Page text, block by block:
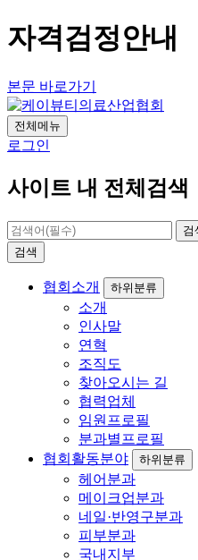
자격검정안내
본문 바로가기
전체메뉴
로그인
사이트 내 전체검색
검
검색
협회소개 하위분류
소개
인사말
연혁
조직도
찾아오시는 길
협력업체
임원프로필
분과별프로필
협회활동분야
하위분류
헤어분과
메이크업분과
네일·반영구분과
피부분과
국내지부